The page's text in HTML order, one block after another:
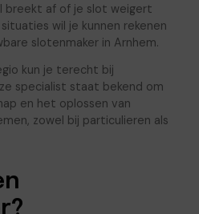
breekt af of je slot weigert
wil je kunnen rekenen
slotenmaker in Arnhem.
kun je terecht bij
specialist staat bekend om
en het oplossen van
zowel bij particulieren als